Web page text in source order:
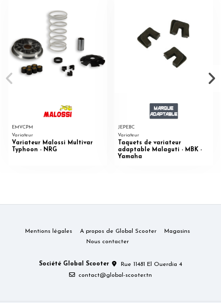
EMVCPM
Variateur
Variateur Malossi Multivar
Typhoon - NRG
JEPEBC
Variateur
Taquets de variateur
adaptable Malaguti - MBK -
Yamaha
Mentions légales A propos de Global Scooter
Magasins
Nous contacter
Société Global Scooter
Rue 11481 El Ouerdia 4
contact@global-scooter.tn